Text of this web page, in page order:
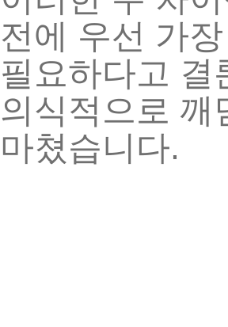
전에
우선 가장
필요하다고 결
의식적으로 깨
마쳤습니다.